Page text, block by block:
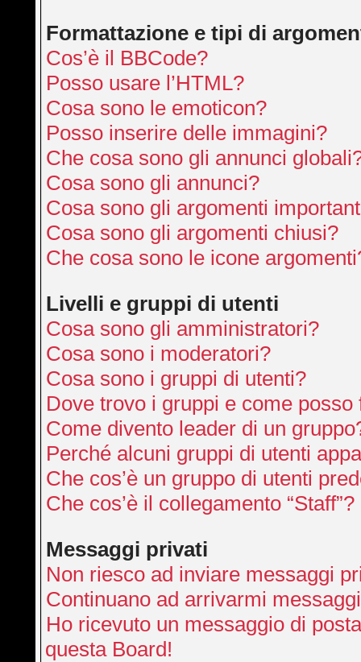
Formattazione e tipi di
Cos’è il BBCode?
Posso usare l’HTML?
Cosa sono le emoticon?
Posso inserire delle immagini?
Che cosa sono gli annunci
Cosa sono gli annunci?
Cosa sono gli argomenti
Cosa sono gli argomenti chiusi?
Che cosa sono le icone
Livelli e gruppi di utenti
Cosa sono gli amministratori?
Cosa sono i moderatori?
Cosa sono i gruppi di utenti?
Dove trovo i gruppi e come
Come divento leader di un
Perché alcuni gruppi di utenti
Che cos’è un gruppo di utenti
Che cos’è il collegamento “Staff”?
Messaggi privati
Non riesco ad inviare messaggi
Continuano ad arrivarmi
Ho ricevuto un messaggio di
questa Board!